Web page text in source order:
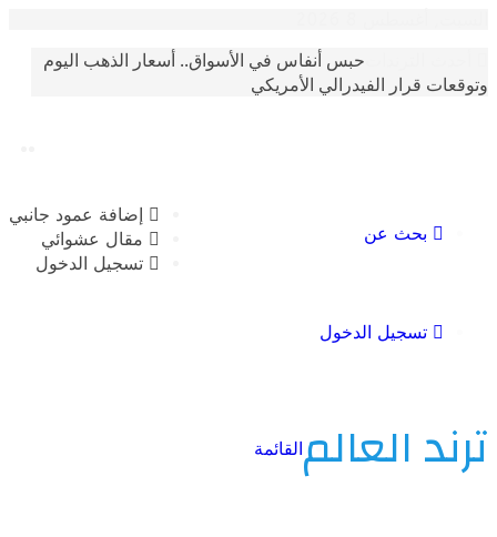
حبس أنفاس في الأسواق.. أسعار الذهب اليوم
قرار الفيدرالي الأمريكي
إضافة عمود جانبي
مقال عشوائي
تسجيل الدخول
بحث عن
تسجيل الدخول
العالمالقائمة